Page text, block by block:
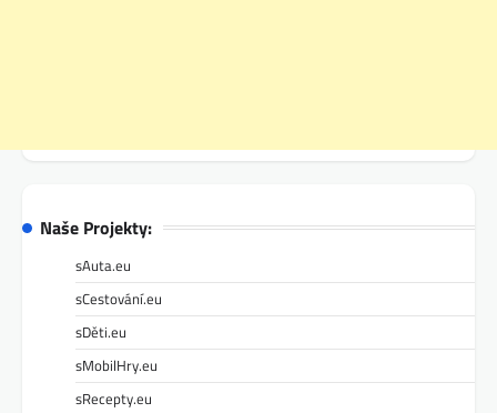
Naše Projekty:
sAuta.eu
sCestování.eu
sDěti.eu
sMobilHry.eu
sRecepty.eu